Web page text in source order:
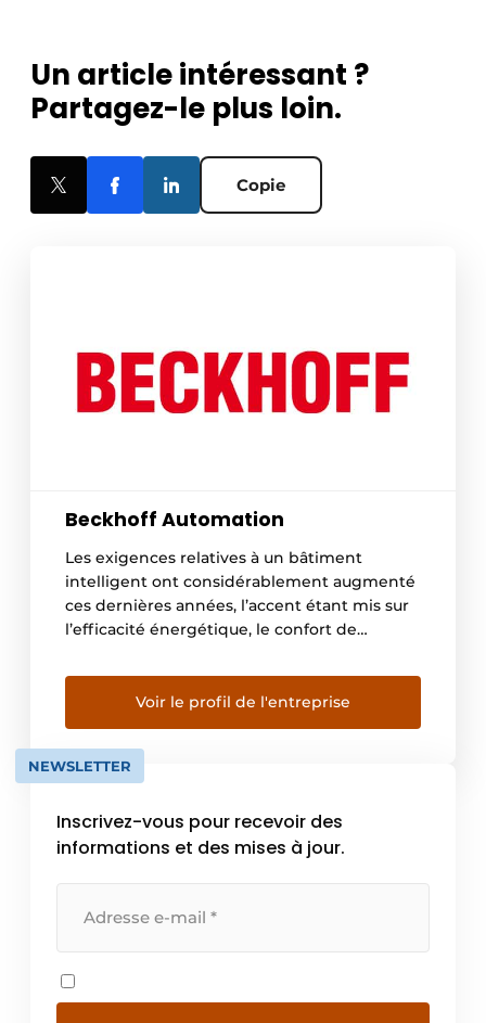
Un article intéressant ?
Partagez-le plus loin.
Copie
Beckhoff Automation
Les exigences relatives à un bâtiment
intelligent ont considérablement augmenté
ces dernières années, l’accent étant mis sur
l’efficacité énergétique, le confort de
Une vision holistique de l’automatisation des
bâtiments permet d’obtenir un
fonctionnement durable et économe en
énergie dans le sens d’un « bâtiment vert ».
Tout est intégré dans une […]
Voir le profil de l'entreprise
NEWSLETTER
Inscrivez-vous pour recevoir des
informations et des mises à jour.